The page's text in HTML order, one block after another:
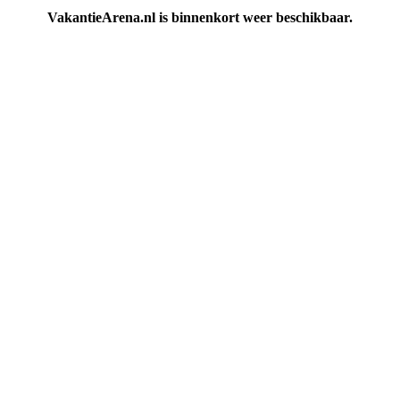
VakantieArena.nl is binnenkort weer beschikbaar.